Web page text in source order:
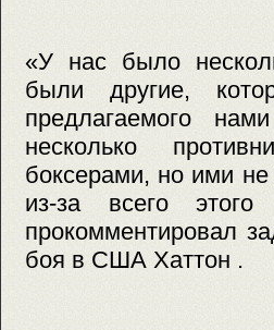
«У нас было
были другие,
предлагаемого
несколько
боксерами, но ими не
из-за всего
прокомментировал
боя в США Хаттон .